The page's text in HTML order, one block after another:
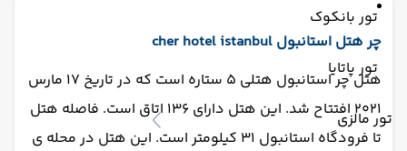
تور بانکوک
تور پاتایا
تور مالزی
چر هتل استانبول cher hotel istanbul
هتل چر استانبول هتلی 5 ستاره است که در تاریخ 17 مارس
2021 افتتاح شد. این هتل دارای 136 اتاق است. فاصله هتل
تا فرودگاه استانبول 31 کیلومتر است. این هتل در محله ی